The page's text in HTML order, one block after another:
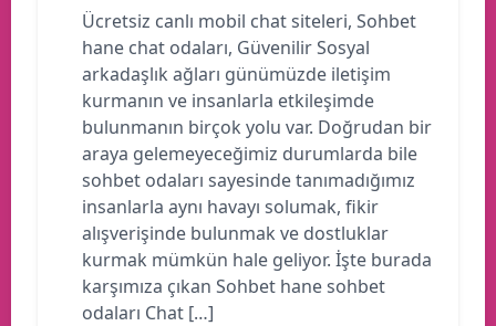
Ücretsiz canlı mobil chat siteleri, Sohbet
hane chat odaları, Güvenilir Sosyal
arkadaşlık ağları günümüzde iletişim
kurmanın ve insanlarla etkileşimde
bulunmanın birçok yolu var. Doğrudan bir
araya gelemeyeceğimiz durumlarda bile
sohbet odaları sayesinde tanımadığımız
insanlarla aynı havayı solumak, fikir
alışverişinde bulunmak ve dostluklar
kurmak mümkün hale geliyor. İşte burada
karşımıza çıkan Sohbet hane sohbet
odaları Chat […]